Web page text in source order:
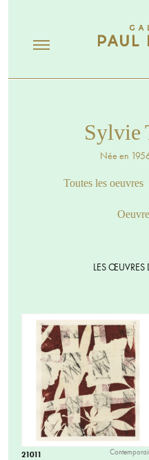
Sylvie
Née en
Toutes les oeuvres
LES ŒUVRES
21011